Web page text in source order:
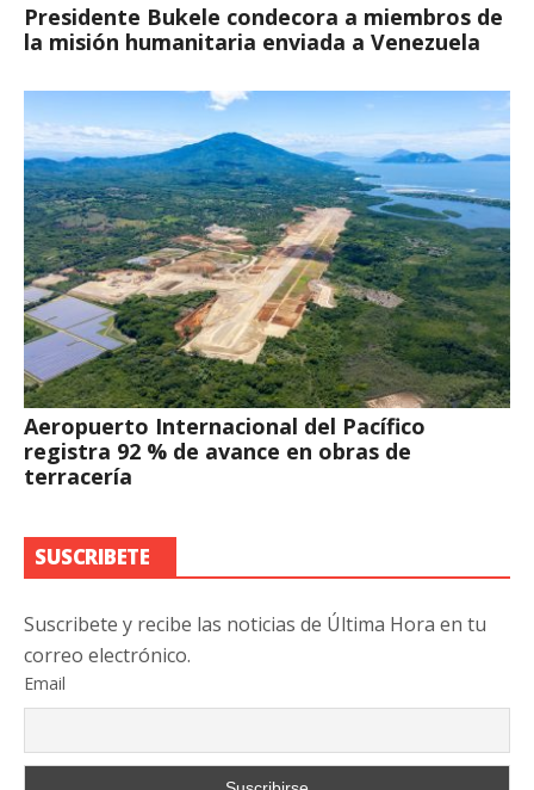
Presidente Bukele condecora a miembros de
la misión humanitaria enviada a Venezuela
Aeropuerto Internacional del Pacífico
registra 92 % de avance en obras de
terracería
SUSCRIBETE
Suscribete y recibe las noticias de Última Hora en tu
correo electrónico.
Email